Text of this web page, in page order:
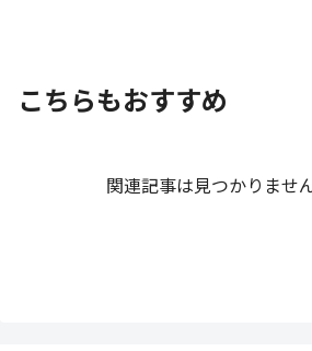
こちらもおすすめ
関連記事は見つかりませ